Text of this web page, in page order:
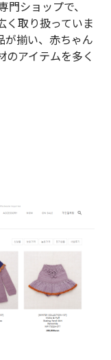
門ショップで、
く取り扱っていま
が揃い、赤ちゃん
のアイテムを多く